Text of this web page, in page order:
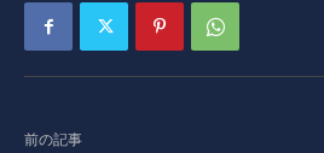
前の記事